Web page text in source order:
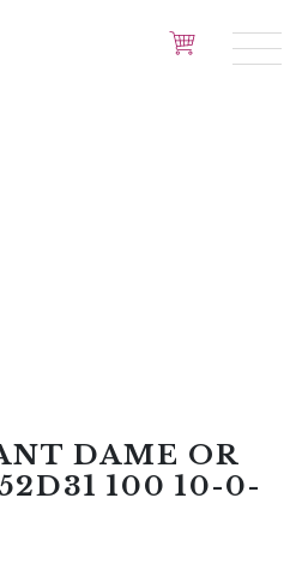
DAME OR
100 10-0-